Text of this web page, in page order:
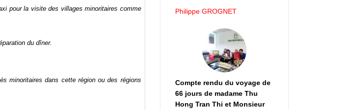
pour la visite des villages minoritaires comme
du dîner.
minoritaires dans cette région ou des régions
Philippe GROGNET
Compte rendu du voyage de
66 jours de madame Thu
Hong Tran Thi et Monsieur